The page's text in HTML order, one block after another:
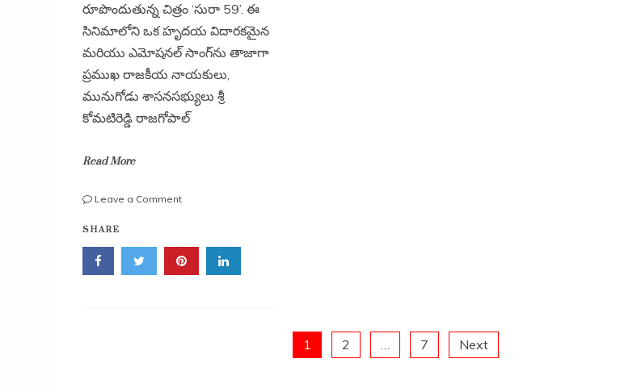
రూపొందుతున్న చిత్రం ‘సురా 59’. ఈ
సినిమాలోని ఒక హృదయ విదారకమైన
మరియు ఎమోషనల్ సాంగ్‌ను తాజాగా
ప్రముఖ రాజకీయ నాయకులు,
మునుగోడు శాసనసభ్యులు శ్రీ
కోమటిరెడ్డి రాజగోపాల్
Read More
Leave a Commenton
మూవీ
నుంచి
ఎమోషనల్
SHARE
1 2 … 7 Next